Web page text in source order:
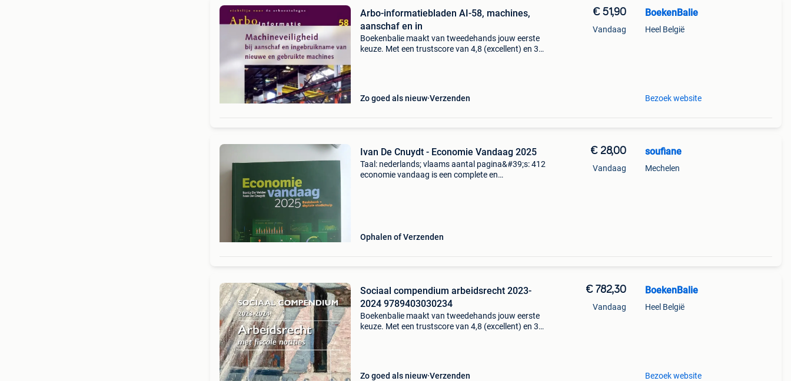
Arbo-informatiebladen AI-58, machines,
aanschaf en in
Boekenbalie maakt van tweedehands jouw eerste
keuze. Met een trustscore van 4,8 (excellent) en 30
Zo goed als nieuw Verzenden
€ 51,90
Vandaag
BoekenBalie
Heel België
Bezoek website
Ivan De Cnuydt - Economie Vandaag 2025
Taal: nederlands; vlaams aantal pagina&#39;s: 412
economie vandaag is een complete en
Ophalen of Verzenden
€ 28,00
Vandaag
soufiane
Mechelen
Sociaal compendium arbeidsrecht 2023-
2024 9789403030234
Boekenbalie maakt van tweedehands jouw eerste
keuze. Met een trustscore van 4,8 (excellent) en 30
Zo goed als nieuw Verzenden
€ 782,30
Vandaag
BoekenBalie
Heel België
Bezoek website